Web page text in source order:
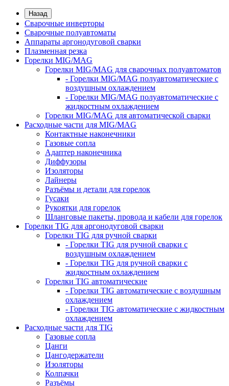
Назад
Сварочные инверторы
Сварочные полуавтоматы
Аппараты аргонодуговой сварки
Плазменная резка
Горелки MIG/MAG
Горелки MIG/MAG для сварочных полуавтоматов
- Горелки MIG/MAG полуавтоматические с
воздушным охлаждением
- Горелки MIG/MAG полуавтоматические с
жидкостным охлаждением
Горелки MIG/MAG для автоматической сварки
Расходные части для MIG/MAG
Контактные наконечники
Газовые сопла
Адаптер наконечника
Диффузоры
Изоляторы
Лайнеры
Разъёмы и детали для горелок
Гусаки
Рукоятки для горелок
Шланговые пакеты, провода и кабели для горелок
Горелки TIG для аргонодуговой сварки
Горелки TIG для ручной сварки
- Горелки TIG для ручной сварки с
воздушным охлаждением
- Горелки TIG для ручной сварки с
жидкостным охлаждением
Горелки TIG автоматические
- Горелки TIG автоматические с воздушным
охлаждением
- Горелки TIG автоматические с жидкостным
охлаждением
Расходные части для TIG
Газовые сопла
Цанги
Цангодержатели
Изоляторы
Колпачки
Разъёмы